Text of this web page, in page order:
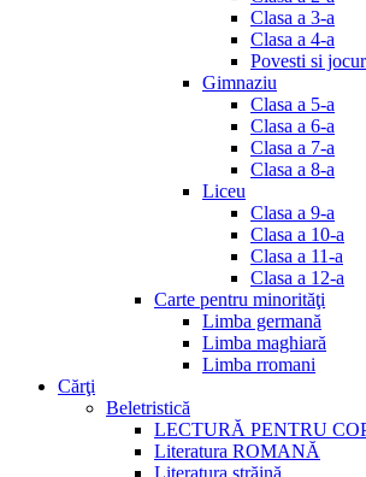
Clasa a 3-a
Clasa a 4-a
Povesti si
Gimnaziu
Clasa a 5-a
Clasa a 6-a
Clasa a 7-a
Clasa a 8-a
Liceu
Clasa a 9-a
Clasa a 10-a
Clasa a 11-a
Clasa a 12-a
Carte pentru minorităţi
Limba germană
Limba maghiară
Limba rromani
Cărţi
Beletristică
LECTURĂ PENTRU
Literatura ROMANĂ
Literatura străină